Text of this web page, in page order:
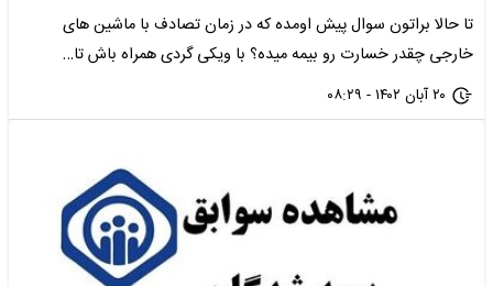
تا حالا براتون سوال پیش اومده که در زمان تصادف با ماشین های
خارجی چقدر خسارت رو بیمه میده؟ با ویکی گردی همراه باش تا…
۲۰ آبان ۱۴۰۲ - ۰۸:۲۹